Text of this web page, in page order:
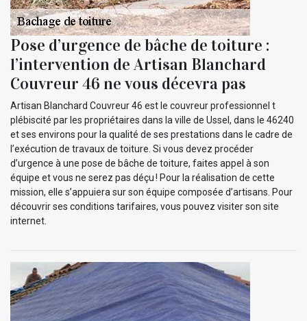
Pose d’urgence de bâche de toiture :
l’intervention de Artisan Blanchard
Couvreur 46 ne vous décevra pas
Artisan Blanchard Couvreur 46 est le couvreur professionnel t
plébiscité par les propriétaires dans la ville de Ussel, dans le 46240
et ses environs pour la qualité de ses prestations dans le cadre de
l’exécution de travaux de toiture. Si vous devez procéder
d’urgence à une pose de bâche de toiture, faites appel à son
équipe et vous ne serez pas déçu ! Pour la réalisation de cette
mission, elle s’appuiera sur son équipe composée d’artisans. Pour
découvrir ses conditions tarifaires, vous pouvez visiter son site
internet.